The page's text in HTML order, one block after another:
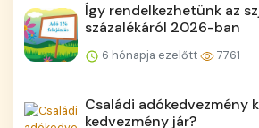
Így rendelkezhetünk az
százalékáról 2026-ban
6 hónapja ezelőtt 7761
Családi adókedvezmény
kedvezmény jár?